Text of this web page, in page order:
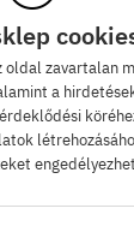
Elérhető
M; L
-37%
oldal zavartalan
a